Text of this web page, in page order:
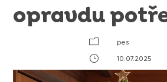
opravdu
m
pes
}
10.07.2025